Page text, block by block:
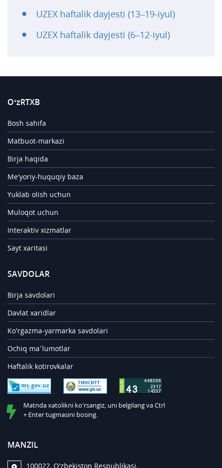
UZEX haftalik dayjesti (13–19-iyul)
UZEX haftalik dayjesti (6–12-iyul)
O‘zRTXB
Bosh sahifa
Matbuot-markazi
Birja haqida
Me'yoriy-huquqiy baza
Yuklab olish uchun
Muloqot uchun
Interaktiv xizmatlar
Sayt xaritasi
SAVDOLAR
Birja savdolari
Davlat xaridlar
Ko'rgazma-yarmarka savdolari
Ochiq ma’lumotlar
Haftalik kotirovkalar
Matnda xatolikni ko'rsangiz, uni belgilang va Ctrl
+ Enter tugmasini bosing.
MANZIL
100022, O'zbekiston Respublikasi,